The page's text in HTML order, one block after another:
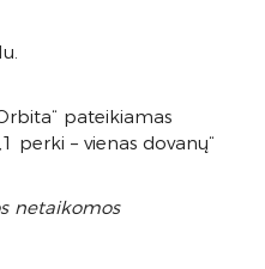
pateikiamas
perki – vienas dovanų“
netaikomos